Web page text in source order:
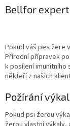
Bellfor
Pokud váš pes žere
Přírodní přípravek
k posílení imunitního
někteří z našich
Požírání
Pokud psi žerou